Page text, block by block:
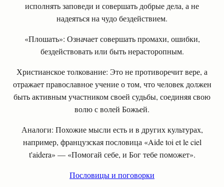
исполнять заповеди и совершать добрые дела, а не
надеяться на чудо бездействием.
«Плошать»: Означает совершать промахи, ошибки,
бездействовать или быть нерасторопным.
Христианское толкование: Это не противоречит вере, а
отражает православное учение о том, что человек должен
быть активным участником своей судьбы, соединяя свою
волю с волей Божьей.
Аналоги: Похожие мысли есть и в других культурах,
например, французская пословица «Aide toi et le ciel
t'aidera» — «Помогай себе, и Бог тебе поможет».
Пословицы и поговорки